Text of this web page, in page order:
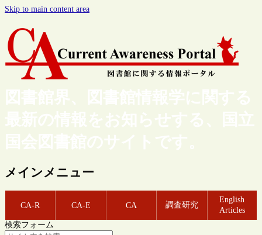
Skip to main content area
図書館界、図書館情報学に関する
最新の情報をお知らせする、国立
国会図書館のサイトです。
メインメニュー
CA-R CA-E CA 調査研究
English
Articles
検索フォーム